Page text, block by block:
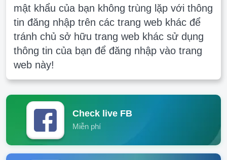
mật khẩu của bạn không trùng lặp với thông
tin đăng nhập trên các trang web khác để
tránh chủ sở hữu trang web khác sử dụng
thông tin của bạn để đăng nhập vào trang
web này!
Check live FB
Miễn phí